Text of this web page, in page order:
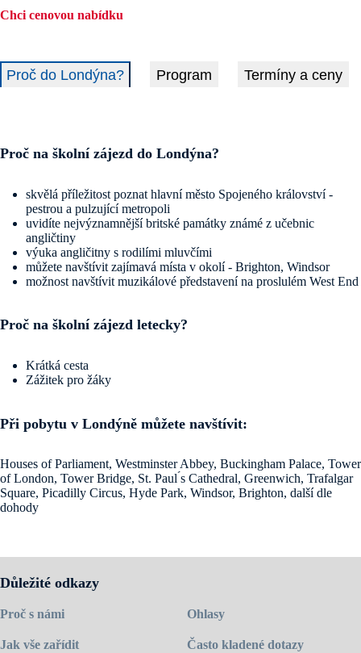
Chci cenovou nabídku
Proč do Londýna? Program Termíny a ceny
Proč na školní zájezd do Londýna?
skvělá příležitost poznat hlavní město Spojeného království -
pestrou a pulzující metropoli
uvidíte nejvýznamnější britské památky známé z učebnic
angličtiny
výuka angličitny s rodilími mluvčími
můžete navštívit zajímavá místa v okolí - Brighton, Windsor
možnost navštívit muzikálové představení na proslulém West End
Proč na školní zájezd letecky?
Krátká cesta
Zážitek pro žáky
Při pobytu v Londýně můžete navštívit:
Houses of Parliament, Westminster Abbey, Buckingham Palace, Tower
of London, Tower Bridge, St. Paul ́s Cathedral, Greenwich, Trafalgar
Square, Picadilly Circus, Hyde Park, Windsor, Brighton, další dle
dohody
Důležité odkazy
Proč s námi
Jak vše zařídit
Ohlasy
Často kladené dotazy